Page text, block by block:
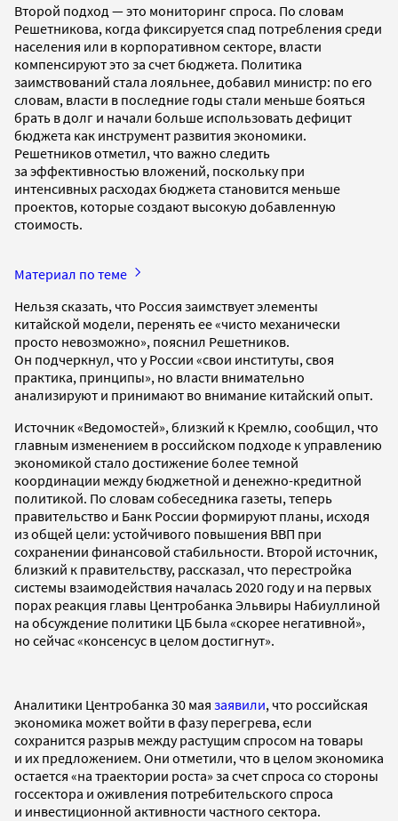
Второй подход — это мониторинг спроса. По словам
Решетникова, когда фиксируется спад потребления среди
населения или в корпоративном секторе, власти
компенсируют это за счет бюджета. Политика
заимствований стала лояльнее, добавил министр: по его
словам, власти в последние годы стали меньше бояться
брать в долг и начали больше использовать дефицит
бюджета как инструмент развития экономики.
Решетников отметил, что важно следить
за эффективностью вложений, поскольку при
интенсивных расходах бюджета становится меньше
проектов, которые создают высокую добавленную
стоимость.
Материал по теме
Нельзя сказать, что Россия заимствует элементы
китайской модели, перенять ее «чисто механически
просто невозможно», пояснил Решетников.
Он подчеркнул, что у России «свои институты, своя
практика, принципы», но власти внимательно
анализируют и принимают во внимание китайский опыт.
Источник «Ведомостей», близкий к Кремлю, сообщил, что
главным изменением в российском подходе к управлению
экономикой стало достижение более темной
координации между бюджетной и денежно-кредитной
политикой. По словам собеседника газеты, теперь
правительство и Банк России формируют планы, исходя
из общей цели: устойчивого повышения ВВП при
сохранении финансовой стабильности. Второй источник,
близкий к правительству, рассказал, что перестройка
системы взаимодействия началась 2020 году и на первых
порах реакция главы Центробанка Эльвиры Набиуллиной
на обсуждение политики ЦБ была «скорее негативной»,
но сейчас «консенсус в целом достигнут».
Аналитики Центробанка 30 мая заявили, что российская
экономика может войти в фазу перегрева, если
сохранится разрыв между растущим спросом на товары
и их предложением. Они отметили, что в целом экономика
остается «на траектории роста» за счет спроса со стороны
госсектора и оживления потребительского спроса
и инвестиционной активности частного сектора.